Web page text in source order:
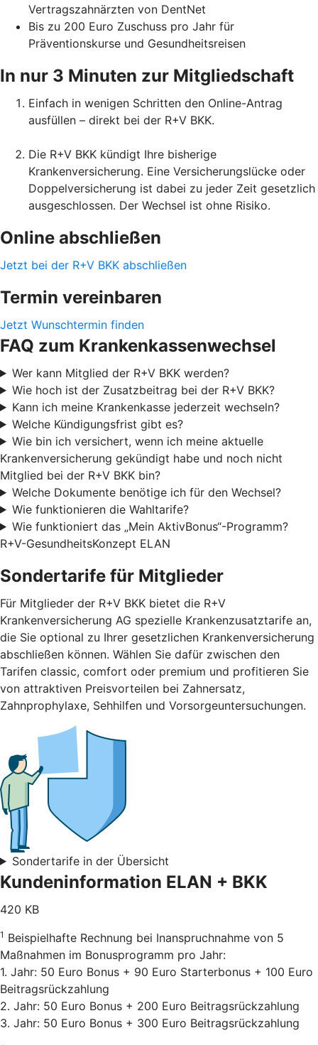
Vertragszahnärzten von DentNet
Bis zu 200 Euro Zuschuss pro Jahr für
Präventionskurse und Gesundheitsreisen
In nur 3 Minuten zur Mitgliedschaft
Einfach in wenigen Schritten den Online-Antrag
ausfüllen – direkt bei der R+V BKK.
Die R+V BKK kündigt Ihre bisherige
Krankenversicherung. Eine Versicherungslücke oder
Doppelversicherung ist dabei zu jeder Zeit gesetzlich
ausgeschlossen. Der Wechsel ist ohne Risiko.
Online abschließen
Jetzt bei der R+V BKK abschließen
Termin vereinbaren
Jetzt Wunschtermin finden
FAQ zum Krankenkassenwechsel
Wer kann Mitglied der R+V BKK werden?
Wie hoch ist der Zusatzbeitrag bei der R+V BKK?
Kann ich meine Krankenkasse jederzeit wechseln?
Welche Kündigungsfrist gibt es?
Wie bin ich versichert, wenn ich meine aktuelle
Krankenversicherung gekündigt habe und noch nicht
Mitglied bei der R+V BKK bin?
Welche Dokumente benötige ich für den Wechsel?
Wie funktionieren die Wahltarife?
Wie funktioniert das „Mein AktivBonus“-Programm?
R+V-GesundheitsKonzept ELAN
Sondertarife für Mitglieder
Für Mitglieder der R+V BKK bietet die R+V
Krankenversicherung AG spezielle Krankenzusatztarife an,
die Sie optional zu Ihrer gesetzlichen Krankenversicherung
abschließen können. Wählen Sie dafür zwischen den
Tarifen classic, comfort oder premium und profitieren Sie
von attraktiven Preisvorteilen bei Zahnersatz,
Zahnprophylaxe, Sehhilfen und Vorsorgeuntersuchungen.
Sondertarife in der Übersicht
Kundeninformation ELAN + BKK
420 KB
1 Beispielhafte Rechnung bei Inanspruchnahme von 5
Maßnahmen im Bonusprogramm pro Jahr:
1. Jahr: 50 Euro Bonus + 90 Euro Starterbonus + 100 Euro
Beitragsrückzahlung
2. Jahr: 50 Euro Bonus + 200 Euro Beitragsrückzahlung
3. Jahr: 50 Euro Bonus + 300 Euro Beitragsrückzahlung